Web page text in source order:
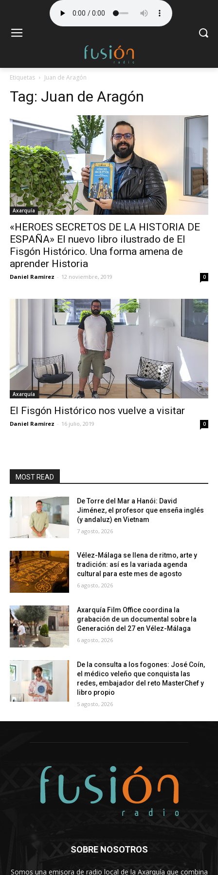
Etiquetas Juan de Aragón
Tag: Juan de Aragón
Axarquía
«HEROES SECRETOS DE LA HISTORIA DE
ESPAÑA» El nuevo libro ilustrado de El
Fisgón Histórico. Una forma amena de
aprender Historia
Daniel Ramírez - 12 noviembre, 2019 0
Axarquía
El Fisgón Histórico nos vuelve a visitar
Daniel Ramírez - 16 julio, 2019 0
MOST READ
De Torre del Mar a Hanói: David
Jiménez, el profesor que enseña inglés
(y andaluz) en Vietnam
7 agosto, 2026
Vélez-Málaga se llena de ritmo, arte y
tradición: así es la variada agenda
cultural para este mes de agosto
6 agosto, 2026
Axarquía Film Office coordina la
grabación de un documental sobre la
Generación del 27 en Vélez-Málaga
6 agosto, 2026
De la consulta a los fogones: José Coín,
el médico veleño que conquista las
redes, embajador del reto MasterChef y
libro propio
5 agosto, 2026
SOBRE NOSOTROS
Somos una emisora de radio local de la Axarquía que combina